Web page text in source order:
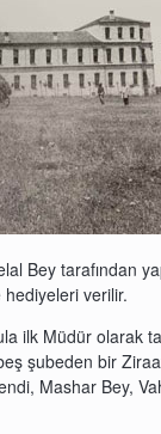
Bey tarafından
hediyeleri verilir.
ilk Müdür olarak
şubeden bir
Mashar Bey,